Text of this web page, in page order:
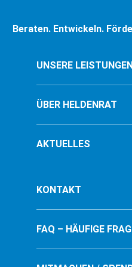
Beraten. Entwickeln.
UNSERE LEISTUNGEN
ÜBER HELDENRAT
AKTUELLES
KONTAKT
FAQ – HÄUFIGE